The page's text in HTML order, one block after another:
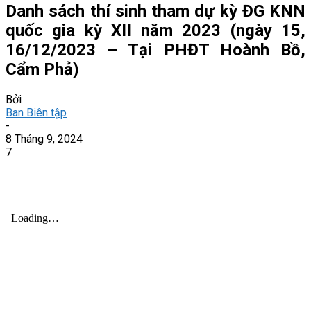
Danh sách thí sinh tham dự kỳ ĐG KNN
quốc gia kỳ XII năm 2023 (ngày 15,
16/12/2023 – Tại PHĐT Hoành Bồ,
Cẩm Phả)
Bởi
Ban Biên tập
-
8 Tháng 9, 2024
7